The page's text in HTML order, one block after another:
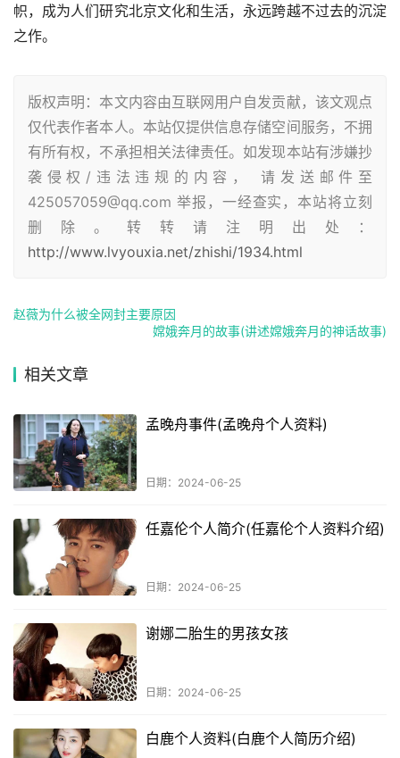
帜，成为人们研究北京文化和生活，永远跨越不过去的沉淀
之作。
版权声明：本文内容由互联网用户自发贡献，该文观点
仅代表作者本人。本站仅提供信息存储空间服务，不拥
有所有权，不承担相关法律责任。如发现本站有涉嫌抄
袭侵权/违法违规的内容， 请发送邮件至
425057059@qq.com 举报，一经查实，本站将立刻
删除。转转请注明出处：
http://www.lvyouxia.net/zhishi/1934.html
赵薇为什么被全网封主要原因
嫦娥奔月的故事(讲述嫦娥奔月的神话故事)
相关文章
孟晚舟事件(孟晚舟个人资料)
日期：2024-06-25
任嘉伦个人简介(任嘉伦个人资料介绍)
日期：2024-06-25
谢娜二胎生的男孩女孩
日期：2024-06-25
白鹿个人资料(白鹿个人简历介绍)